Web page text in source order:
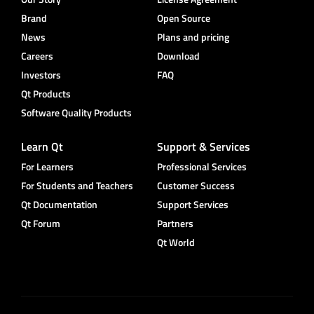
Brand
News
Careers
Investors
Qt Products
Software Quality Products
Open Source
Plans and pricing
Download
FAQ
Learn Qt
For Learners
For Students and Teachers
Qt Documentation
Qt Forum
Support & Services
Professional Services
Customer Success
Support Services
Partners
Qt World